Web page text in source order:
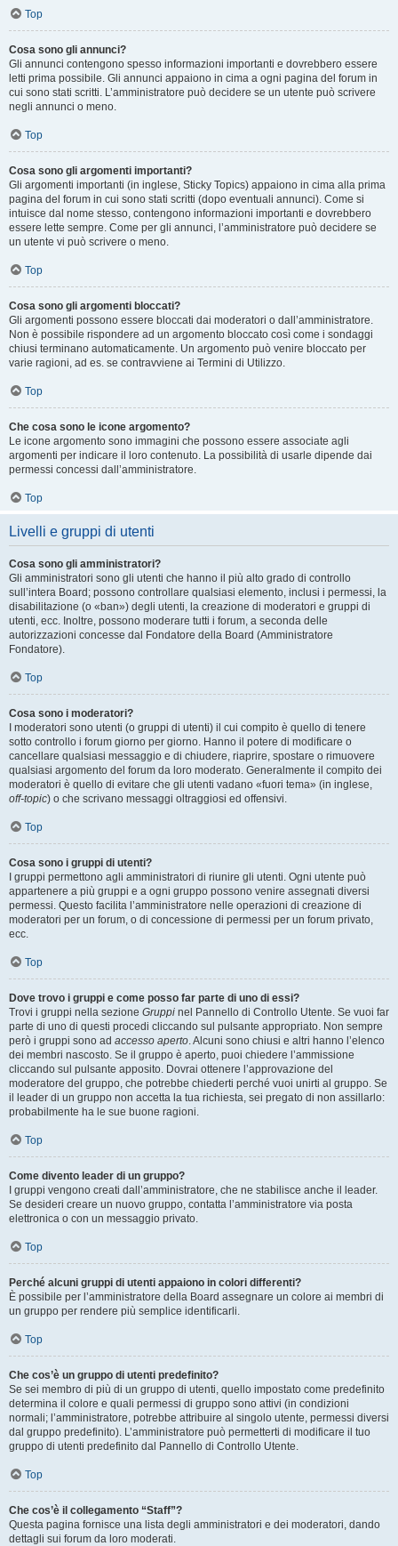
Top
Cosa sono gli annunci?
Gli annunci contengono spesso informazioni importanti e dovrebbero essere
letti prima possibile. Gli annunci appaiono in cima a ogni pagina del forum in
cui sono stati scritti. L’amministratore può decidere se un utente può scrivere
negli annunci o meno.
Top
Cosa sono gli argomenti importanti?
Gli argomenti importanti (in inglese, Sticky Topics) appaiono in cima alla prima
pagina del forum in cui sono stati scritti (dopo eventuali annunci). Come si
intuisce dal nome stesso, contengono informazioni importanti e dovrebbero
essere lette sempre. Come per gli annunci, l’amministratore può decidere se
un utente vi può scrivere o meno.
Top
Cosa sono gli argomenti bloccati?
Gli argomenti possono essere bloccati dai moderatori o dall’amministratore.
Non è possibile rispondere ad un argomento bloccato così come i sondaggi
chiusi terminano automaticamente. Un argomento può venire bloccato per
varie ragioni, ad es. se contravviene ai Termini di Utilizzo.
Top
Che cosa sono le icone argomento?
Le icone argomento sono immagini che possono essere associate agli
argomenti per indicare il loro contenuto. La possibilità di usarle dipende dai
permessi concessi dall’amministratore.
Top
Livelli e gruppi di utenti
Cosa sono gli amministratori?
Gli amministratori sono gli utenti che hanno il più alto grado di controllo
sull’intera Board; possono controllare qualsiasi elemento, inclusi i permessi, la
disabilitazione (o «ban») degli utenti, la creazione di moderatori e gruppi di
utenti, ecc. Inoltre, possono moderare tutti i forum, a seconda delle
autorizzazioni concesse dal Fondatore della Board (Amministratore
Fondatore).
Top
Cosa sono i moderatori?
I moderatori sono utenti (o gruppi di utenti) il cui compito è quello di tenere
sotto controllo i forum giorno per giorno. Hanno il potere di modificare o
cancellare qualsiasi messaggio e di chiudere, riaprire, spostare o rimuovere
qualsiasi argomento del forum da loro moderato. Generalmente il compito dei
moderatori è quello di evitare che gli utenti vadano «fuori tema» (in inglese,
off-topic) o che scrivano messaggi oltraggiosi ed offensivi.
Top
Cosa sono i gruppi di utenti?
I gruppi permettono agli amministratori di riunire gli utenti. Ogni utente può
appartenere a più gruppi e a ogni gruppo possono venire assegnati diversi
permessi. Questo facilita l’amministratore nelle operazioni di creazione di
moderatori per un forum, o di concessione di permessi per un forum privato,
ecc.
Top
Dove trovo i gruppi e come posso far parte di uno di essi?
Trovi i gruppi nella sezione Gruppi nel Pannello di Controllo Utente. Se vuoi far
parte di uno di questi procedi cliccando sul pulsante appropriato. Non sempre
però i gruppi sono ad accesso aperto. Alcuni sono chiusi e altri hanno l’elenco
dei membri nascosto. Se il gruppo è aperto, puoi chiedere l’ammissione
cliccando sul pulsante apposito. Dovrai ottenere l’approvazione del
moderatore del gruppo, che potrebbe chiederti perché vuoi unirti al gruppo. Se
il leader di un gruppo non accetta la tua richiesta, sei pregato di non assillarlo:
probabilmente ha le sue buone ragioni.
Top
Come divento leader di un gruppo?
I gruppi vengono creati dall’amministratore, che ne stabilisce anche il leader.
Se desideri creare un nuovo gruppo, contatta l’amministratore via posta
elettronica o con un messaggio privato.
Top
Perché alcuni gruppi di utenti appaiono in colori differenti?
È possibile per l’amministratore della Board assegnare un colore ai membri di
un gruppo per rendere più semplice identificarli.
Top
Che cos’è un gruppo di utenti predefinito?
Se sei membro di più di un gruppo di utenti, quello impostato come predefinito
determina il colore e quali permessi di gruppo sono attivi (in condizioni
normali; l’amministratore, potrebbe attribuire al singolo utente, permessi diversi
dal gruppo predefinito). L’amministratore può permetterti di modificare il tuo
gruppo di utenti predefinito dal Pannello di Controllo Utente.
Top
Che cos’è il collegamento “Staff”?
Questa pagina fornisce una lista degli amministratori e dei moderatori, dando
dettagli sui forum da loro moderati.